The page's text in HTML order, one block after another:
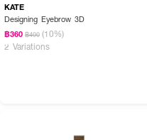
KATE
Designing Eyebrow 3D
฿360 ฿400 (10%)
2 Variations